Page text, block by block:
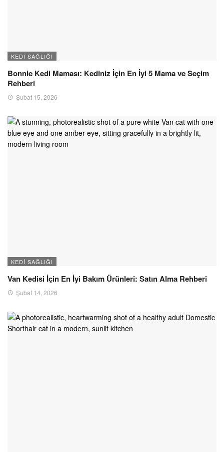
KEDI SAĞLIĞI
Bonnie Kedi Maması: Kediniz İçin En İyi 5 Mama ve Seçim
Rehberi
Şubat 15, 2026
KEDI SAĞLIĞI
Van Kedisi İçin En İyi Bakım Ürünleri: Satın Alma Rehberi
Şubat 14, 2026